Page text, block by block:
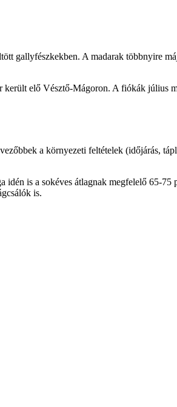
gallyfészkekben. A madarak többnyire
elő Vésztő-Mágoron. A fiókák július
a környezeti feltételek (időjárás,
idén is a sokéves átlagnak megfelelő 65-
is.